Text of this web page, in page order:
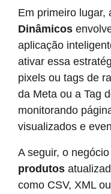
Em primeiro lugar,
Dinâmicos
aplicação
ativar essa
pixels ou tags de
da Meta ou a Tag
monitorando
visualizados e
A seguir, o
produtos
como CSV, XML